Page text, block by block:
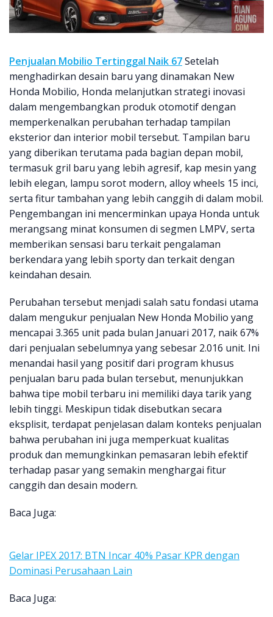
Penjualan Mobilio Tertinggal Naik 67Setelah
menghadirkan desain baru yang dinamakan New
Honda Mobilio, Honda melanjutkan strategi inovasi
dalam mengembangkan produk otomotif dengan
memperkenalkan perubahan terhadap tampilan
eksterior dan interior mobil tersebut. Tampilan baru
yang diberikan terutama pada bagian depan mobil,
termasuk gril baru yang lebih agresif, kap mesin yang
lebih elegan, lampu sorot modern, alloy wheels 15 inci,
serta fitur tambahan yang lebih canggih di dalam mobil.
Pengembangan ini mencerminkan upaya Honda untuk
merangsang minat konsumen di segmen LMPV, serta
memberikan sensasi baru terkait pengalaman
berkendara yang lebih sporty dan terkait dengan
keindahan desain.
Perubahan tersebut menjadi salah satu fondasi utama
dalam mengukur penjualan New Honda Mobilio yang
mencapai 3.365 unit pada bulan Januari 2017, naik 67%
dari penjualan sebelumnya yang sebesar 2.016 unit. Ini
menandai hasil yang positif dari program khusus
penjualan baru pada bulan tersebut, menunjukkan
bahwa tipe mobil terbaru ini memiliki daya tarik yang
lebih tinggi. Meskipun tidak disebutkan secara
eksplisit, terdapat penjelasan dalam konteks penjualan
bahwa perubahan ini juga memperkuat kualitas
produk dan memungkinkan pemasaran lebih efektif
terhadap pasar yang semakin menghargai fitur
canggih dan desain modern.
Baca Juga:
Gelar IPEX 2017: BTN Incar 40% Pasar KPR dengan
Dominasi Perusahaan Lain
Baca Juga: